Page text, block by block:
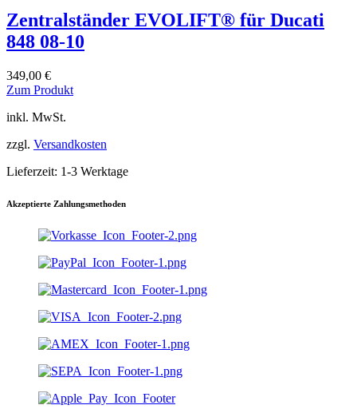
gewählt
werden
Zentralständer EVOLIFT® für Ducati
848 08-10
349,00 €
Zum ProduktDieses
Varianten
Die
können
der
gewählt
inkl. MwSt.
zzgl. Versandkosten
Lieferzeit: 1-3 Werktage
Akzeptierte Zahlungsmethoden